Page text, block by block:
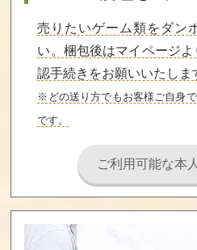
売りたいゲーム類をダン
い。梱包後はマイページ
認手続きをお願いいたしま
※どの送り方でもお客様ご自身
です。
ご利用可能な本